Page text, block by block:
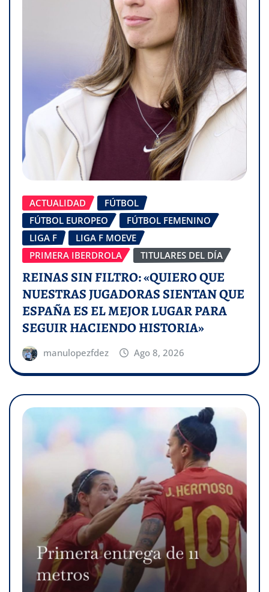
ACTUALIDAD
FÚTBOL
FÚTBOL EUROPEO
FÚTBOL FEMENINO
LIGA F
LIGA F MOEVE
PRIMERA IBERDROLA
TITULARES DEL DÍA
REINAS SIN FILTRO: «QUIERO QUE
NUESTRAS JUGADORAS SIENTAN QUE
ESPAÑA ES EL MEJOR LUGAR PARA
SEGUIR HACIENDO HISTORIA»
manulopezfdez Ago 8, 2026